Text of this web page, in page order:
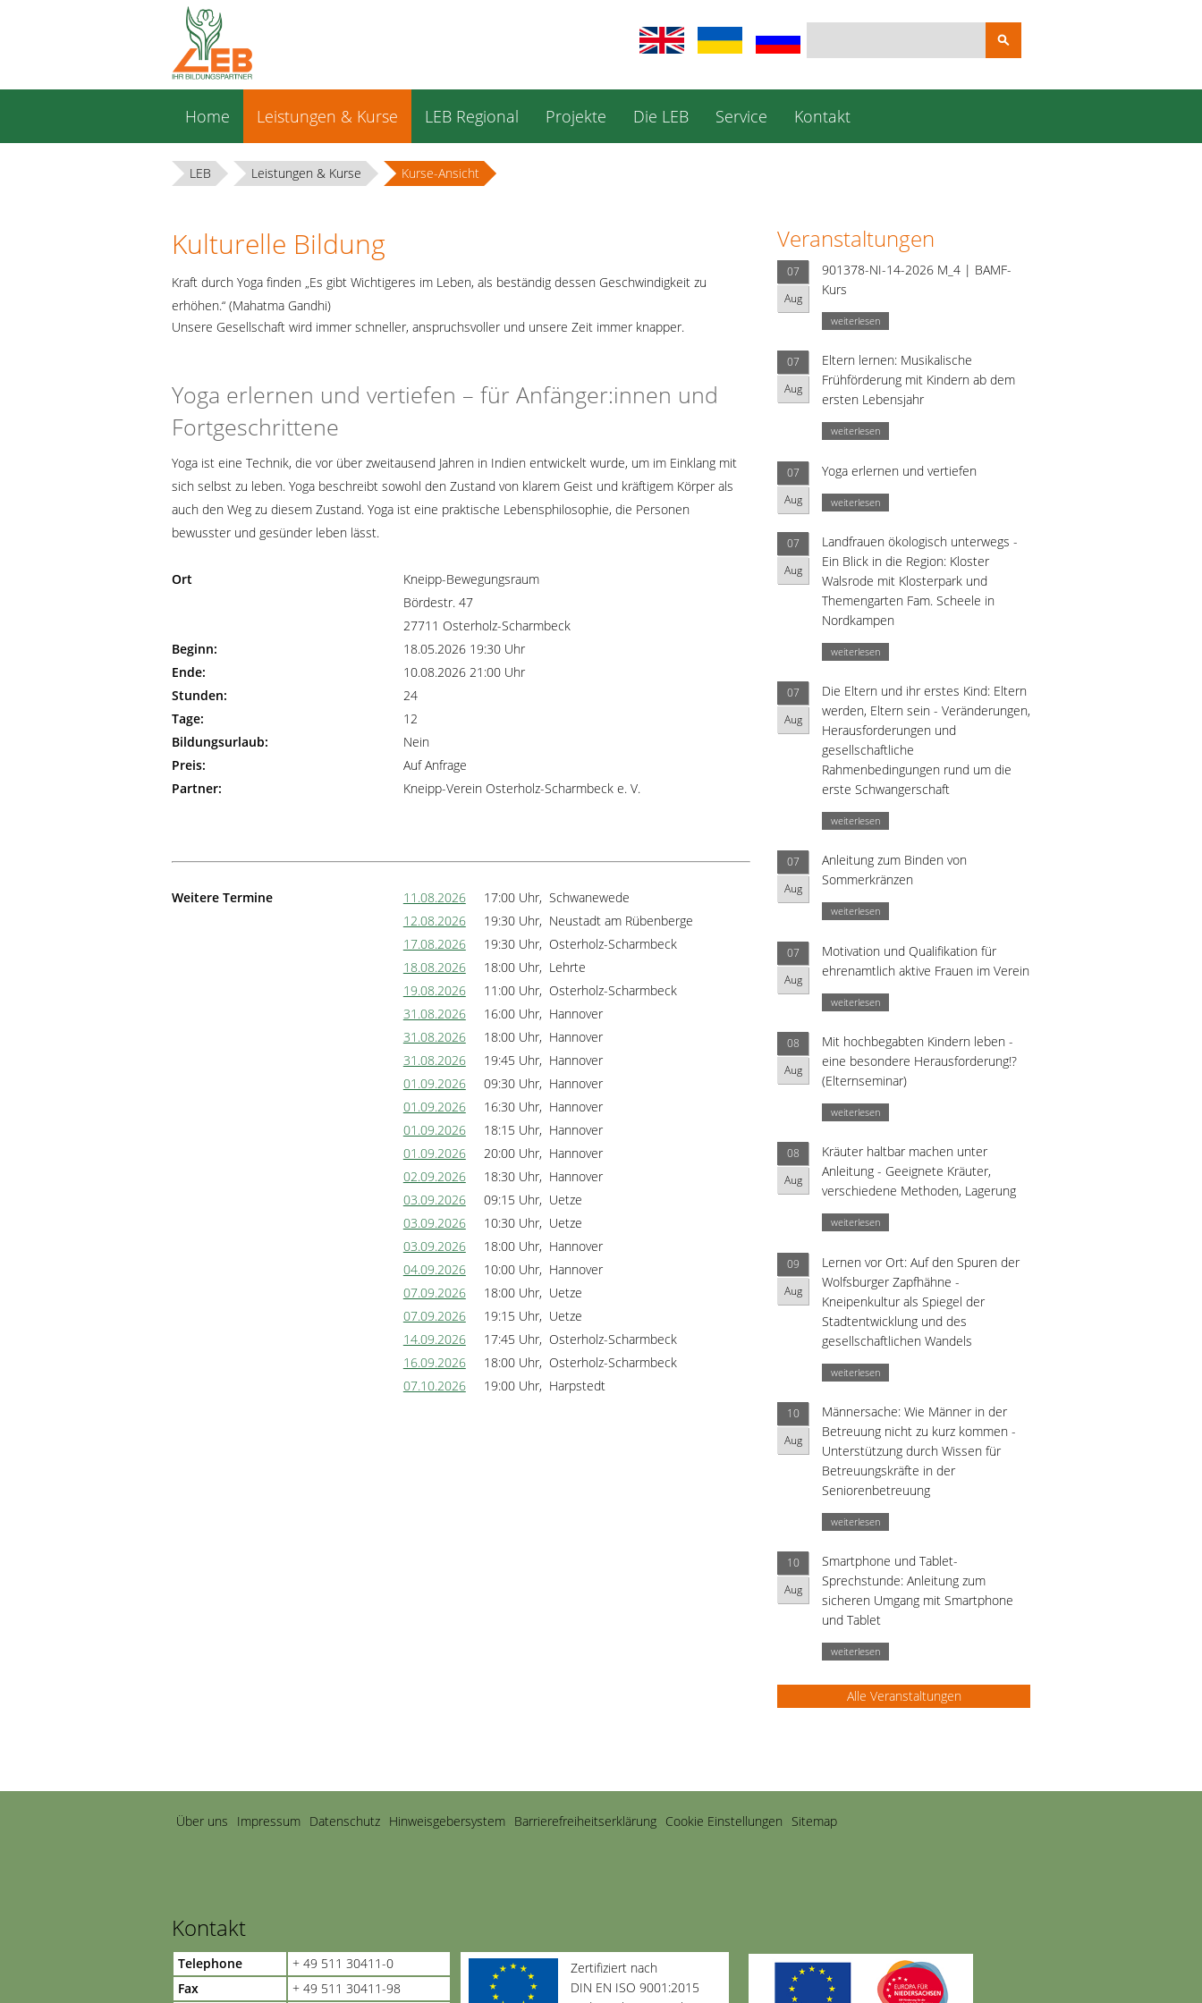
Suchbegriffe
überspringen
Home Leistungen & Kurse LEB Regional Projekte Die LEB Service Kontakt
LEB Leistungen & Kurse Kurse-Ansicht
Kulturelle Bildung
Kraft durch Yoga finden „Es gibt Wichtigeres im Leben, als beständig dessen Geschwindigkeit zu
erhöhen.“ (Mahatma Gandhi)
Unsere Gesellschaft wird immer schneller, anspruchsvoller und unsere Zeit immer knapper.
Yoga erlernen und vertiefen – für Anfänger:innen und
Fortgeschrittene
Yoga ist eine Technik, die vor über zweitausend Jahren in Indien entwickelt wurde, um im Einklang mit
sich selbst zu leben. Yoga beschreibt sowohl den Zustand von klarem Geist und kräftigem Körper als
auch den Weg zu diesem Zustand. Yoga ist eine praktische Lebensphilosophie, die Personen
bewusster und gesünder leben lässt.
Ort
Kneipp-Bewegungsraum
Bördestr. 47
27711 Osterholz-Scharmbeck
Beginn:
18.05.2026 19:30 Uhr
Ende:
10.08.2026 21:00 Uhr
Stunden:
24
Tage:
12
Bildungsurlaub:
Nein
Preis:
Auf Anfrage
Partner:
Kneipp-Verein Osterholz-Scharmbeck e. V.
Weitere Termine 11.08.202617:00 Uhr, Schwanewede
12.08.202619:30 Uhr, Neustadt am Rübenberge
17.08.202619:30 Uhr, Osterholz-Scharmbeck
18.08.202618:00 Uhr, Lehrte
19.08.202611:00 Uhr, Osterholz-Scharmbeck
31.08.202616:00 Uhr, Hannover
31.08.202618:00 Uhr, Hannover
31.08.202619:45 Uhr, Hannover
01.09.202609:30 Uhr, Hannover
01.09.202616:30 Uhr, Hannover
01.09.202618:15 Uhr, Hannover
01.09.202620:00 Uhr, Hannover
02.09.202618:30 Uhr, Hannover
03.09.202609:15 Uhr, Uetze
03.09.202610:30 Uhr, Uetze
03.09.202618:00 Uhr, Hannover
04.09.202610:00 Uhr, Hannover
07.09.202618:00 Uhr, Uetze
07.09.202619:15 Uhr, Uetze
14.09.202617:45 Uhr, Osterholz-Scharmbeck
16.09.202618:00 Uhr, Osterholz-Scharmbeck
07.10.202619:00 Uhr, Harpstedt
Veranstaltungen
07
Aug
901378-NI-14-2026 M_4 | BAMF-
Kurs
weiterlesen
07
Aug
Eltern lernen: Musikalische
Frühförderung mit Kindern ab dem
ersten Lebensjahr
weiterlesen
07
Aug
Yoga erlernen und vertiefen
weiterlesen
07
Aug
Landfrauen ökologisch unterwegs -
Ein Blick in die Region: Kloster
Walsrode mit Klosterpark und
Themengarten Fam. Scheele in
Nordkampen
weiterlesen
07
Aug
Die Eltern und ihr erstes Kind: Eltern
werden, Eltern sein - Veränderungen,
Herausforderungen und
gesellschaftliche
Rahmenbedingungen rund um die
erste Schwangerschaft
weiterlesen
07
Aug
Anleitung zum Binden von
Sommerkränzen
weiterlesen
07
Aug
Motivation und Qualifikation für
ehrenamtlich aktive Frauen im Verein
weiterlesen
08
Aug
Mit hochbegabten Kindern leben -
eine besondere Herausforderung!?
(Elternseminar)
weiterlesen
08
Aug
Kräuter haltbar machen unter
Anleitung - Geeignete Kräuter,
verschiedene Methoden, Lagerung
weiterlesen
09
Aug
Lernen vor Ort: Auf den Spuren der
Wolfsburger Zapfhähne -
Kneipenkultur als Spiegel der
Stadtentwicklung und des
gesellschaftlichen Wandels
weiterlesen
10
Aug
Männersache: Wie Männer in der
Betreuung nicht zu kurz kommen -
Unterstützung durch Wissen für
Betreuungskräfte in der
Seniorenbetreuung
weiterlesen
10
Aug
Smartphone und Tablet-
Sprechstunde: Anleitung zum
sicheren Umgang mit Smartphone
und Tablet
weiterlesen
Alle Veranstaltungen
Navigation
überspringen
Über uns Impressum Datenschutz Hinweisgebersystem Barriere­freiheits­erklärung Cookie Einstellungen Sitemap
Kontakt
Telephone
+ 49 511 30411-0
Fax
+ 49 511 30411-98
Zertifiziert nach
DIN EN ISO 9001:2015